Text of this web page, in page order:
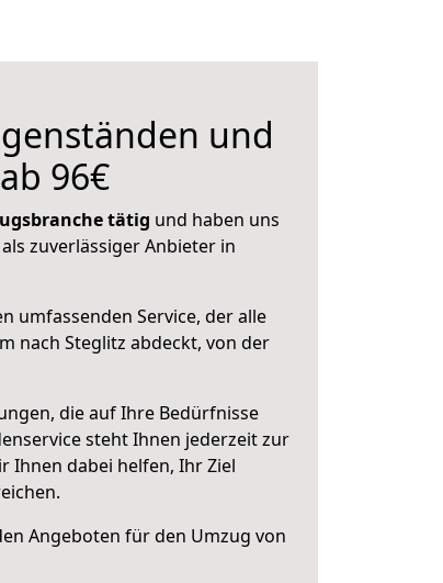
und
96€
tätig und haben uns
zuverlässiger Anbieter in
umfassenden Service, der alle
nach Steglitz abdeckt, von der
die auf Ihre Bedürfnisse
steht Ihnen jederzeit zur
Ihnen dabei helfen, Ihr Ziel
Angeboten für den Umzug von